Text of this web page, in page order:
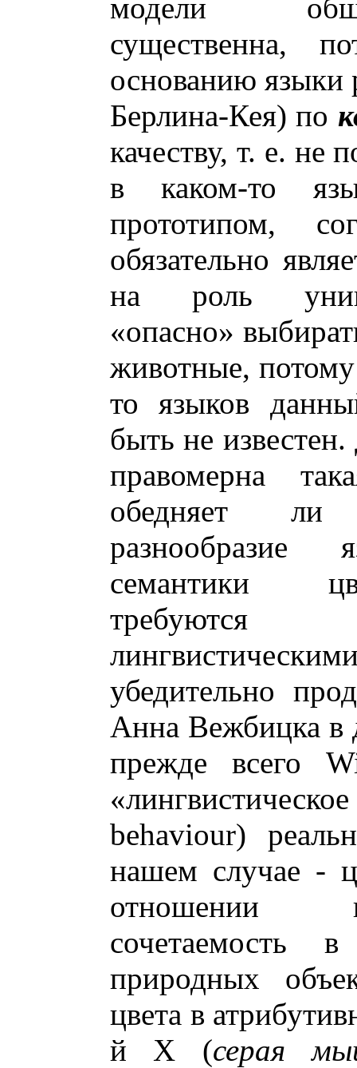
модели
существенна,
основанию языки
Берлина-Кея) по
качеству, т. е. не
в каком-то
прототипом,
обязательно
на роль
«опасно»
животные,
то языков
быть не
правомерна
обедняет ли
семантики
требуются
убедительно
Анна Вежбицка в
прежде всего
behaviour)
нашем случае -
отношении
сочетаемость
природных
цвета в
й X (серая